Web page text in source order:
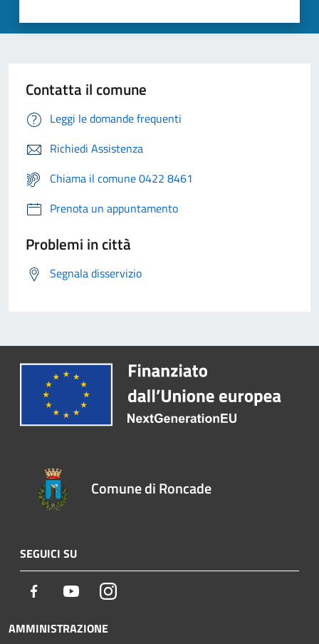
Contatta il comune
Leggi le domande frequenti
Richiedi Assistenza
Chiama il comune 0422 8461
Prenota un appuntamento
Problemi in città
Segnala disservizio
Comune di Roncade
SEGUICI SU
Facebook YoutubeInstagram
AMMINISTRAZIONE